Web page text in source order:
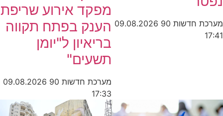
מערכת חדשות 90
09.08.2026
17:41
מפקד אירוע שריפת
הענק בפתח תקווה
בריאיון ל"יומן
תשעים"
מערכת חדשות 90
09.08.2026
17:33